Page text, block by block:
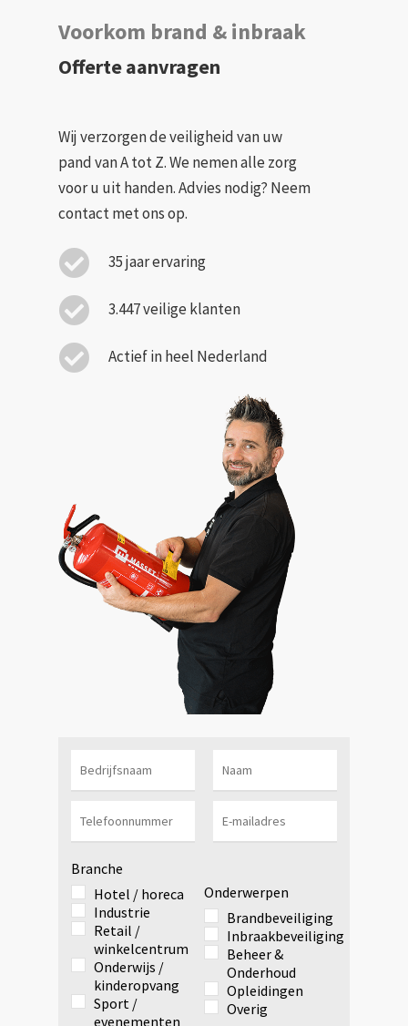
Voorkom brand & inbraak
Offerte aanvragen
Wij verzorgen de veiligheid van uw
pand van A tot Z. We nemen alle zorg
voor u uit handen. Advies nodig? Neem
contact met ons op.
35 jaar ervaring
3.447 veilige klanten
Actief in heel Nederland
Branche
Hotel / horeca
Industrie
Retail /
winkelcentrum
Onderwijs /
kinderopvang
Sport /
evenementen
Onderwerpen
Brandbeveiliging
Inbraakbeveiliging
Beheer &
Onderhoud
Opleidingen
Overig